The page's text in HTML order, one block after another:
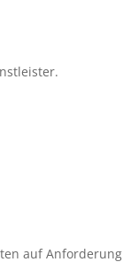
auf Anforderung